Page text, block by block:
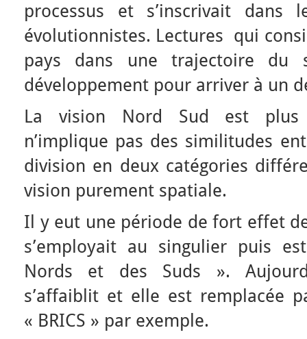
processus et s’inscrivait dans
évolutionnistes. Lectures qui
pays dans une trajectoire du
développement pour arriver à un
La vision Nord Sud est plus
n’implique pas des similitudes
division en deux catégories
vision purement spatiale.
Il y eut une période de fort effet
s’employait au singulier puis
Nords et des Suds ».
s’affaiblit et elle est remplacée
« BRICS » par exemple.